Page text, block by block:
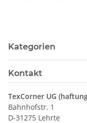
Kategorien
Kontakt
TexCorner UG
Bahnhofstr. 1
D-31275 Lehrte